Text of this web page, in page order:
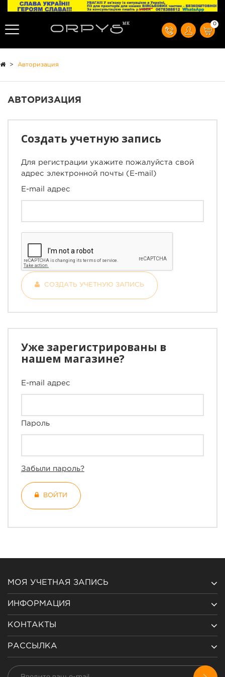
0
> Авторизация
АВТОРИЗАЦИЯ
Создать учетную запись
Для регистрации укажите пожалуйста свой
адрес электронной почты (E-mail)
E-mail адрес
СОЗДАТЬ УЧЕТНУЮ ЗАПИСЬ
Уже зарегистрированы в
нашем магазине?
E-mail адрес
Пароль
Забыли пароль?
ВОЙТИ
МОЯ УЧЕТНАЯ ЗАПИСЬ
ИНФОРМАЦИЯ
КОНТАКТЫ
РАССЫЛКА